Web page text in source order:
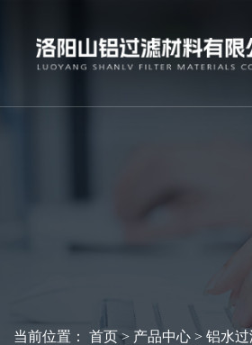
当前位置： 首页> 产品中心 > 铝水